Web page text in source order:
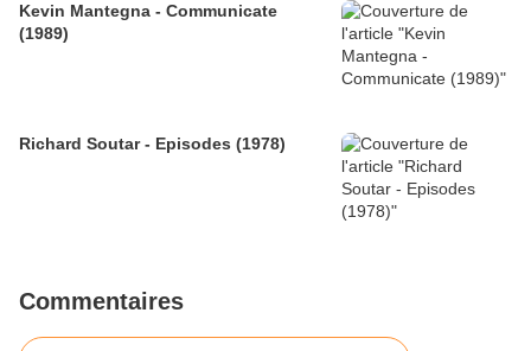
Kevin Mantegna - Communicate
(1989)
Richard Soutar - Episodes (1978)
Commentaires